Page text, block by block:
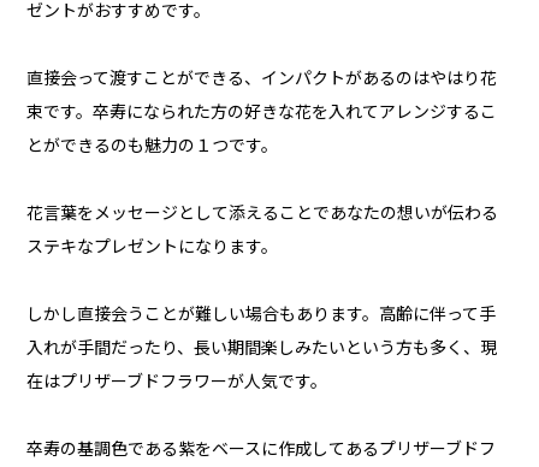
ゼントがおすすめです。
直接会って渡すことができる、インパクトがあるのはやはり花
束です。卒寿になられた方の好きな花を入れてアレンジするこ
とができるのも魅力の１つです。
花言葉をメッセージとして添えることであなたの想いが伝わる
ステキなプレゼントになります。
しかし直接会うことが難しい場合もあります。高齢に伴って手
入れが手間だったり、長い期間楽しみたいという方も多く、現
在はプリザーブドフラワーが人気です。
卒寿の基調色である紫をベースに作成してあるプリザーブドフ